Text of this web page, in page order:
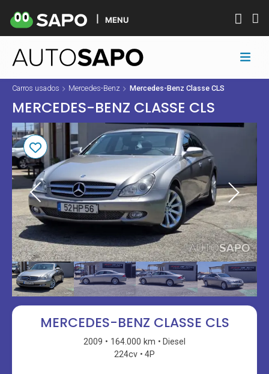
MENU
Carros usados Mercedes-Benz Mercedes-Benz Classe CLS
MERCEDES-BENZ CLASSE CLS
MERCEDES-BENZ CLASSE CLS
2009 164.000 km
Diesel
224cv
4P